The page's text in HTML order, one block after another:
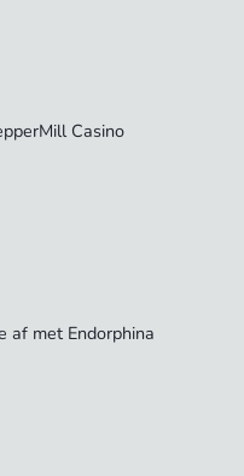
Casino
af met Endorphina